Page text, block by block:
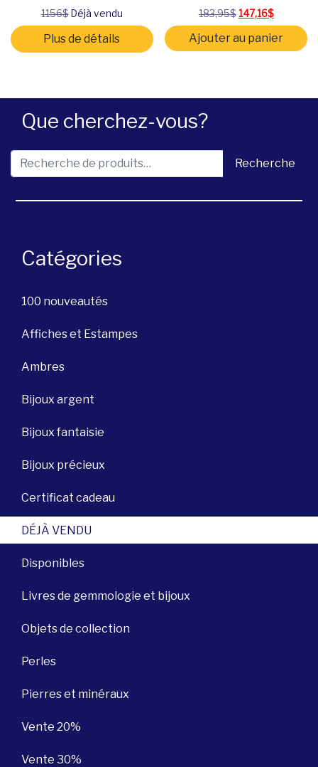
Que cherchez-vous?
Recherche pour : Recherche
Catégories
100 nouveautés
Affiches et Estampes
Ambres
Bijoux argent
Bijoux fantaisie
Bijoux précieux
Certificat cadeau
DÉJÀ VENDU
Disponibles
Livres de gemmologie et bijoux
Objets de collection
Perles
Pierres et minéraux
Vente 20%
Vente 30%
1156$Déjà vendu
Plus de détails
183,95$ Le prix initial
147,16$Le prix
Ajouter au panier